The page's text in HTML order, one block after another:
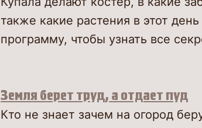
также какие растения в этот
программу, чтобы узнать все
Земля берет труд, а отдает пуд
Кто не знает зачем на огород